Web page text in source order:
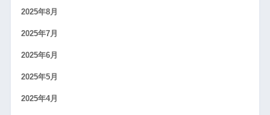
2025年8月
2025年7月
2025年6月
2025年5月
2025年4月